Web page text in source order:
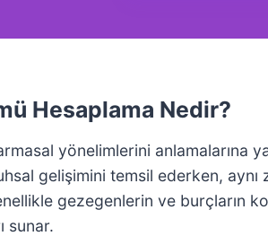
Hesaplama Nedir?
yönelimlerini anlamalarına
gelişimini temsil ederken,
gezegenlerin ve burçların
sunar.